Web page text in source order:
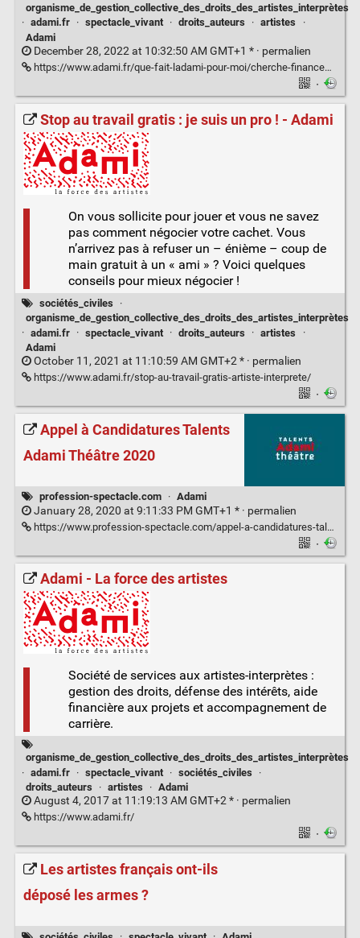
organisme_de_gestion_collective_des_droits_des_artistes_interprètes
· adami.fr · spectacle_vivant · droits_auteurs · artistes
·
Adami
December 28, 2022 at 10:32:50 AM GMT+1 * · permalien
https://www.adami.fr/que-fait-ladami-pour-moi/cherche-financement-projet-artistique/
·
Stop au travail gratis : je suis un pro ! - Adami
On vous sollicite pour jouer et vous ne savez
pas comment négocier votre cachet. Vous
n’arrivez pas à refuser un – énième – coup de
main gratuit à un « ami » ? Voici quelques
conseils pour mieux négocier !
sociétés_civiles
·
organisme_de_gestion_collective_des_droits_des_artistes_interprètes
· adami.fr · spectacle_vivant · droits_auteurs · artistes
·
Adami
October 11, 2021 at 11:10:59 AM GMT+2 * · permalien
https://www.adami.fr/stop-au-travail-gratis-artiste-interprete/
·
Appel à Candidatures Talents
Adami Théâtre 2020
profession-spectacle.com · Adami
January 28, 2020 at 9:11:33 PM GMT+1 * · permalien
https://www.profession-spectacle.com/appel-a-candidatures-talents-adami-theatre-2020/
·
Adami - La force des artistes
Société de services aux artistes-interprètes :
gestion des droits, défense des intérêts, aide
financière aux projets et accompagnement de
carrière.
organisme_de_gestion_collective_des_droits_des_artistes_interprètes
· adami.fr · spectacle_vivant · sociétés_civiles
·
droits_auteurs
· artistes · Adami
August 4, 2017 at 11:19:13 AM GMT+2 * · permalien
https://www.adami.fr/
·
Les artistes français ont-ils
déposé les armes ?